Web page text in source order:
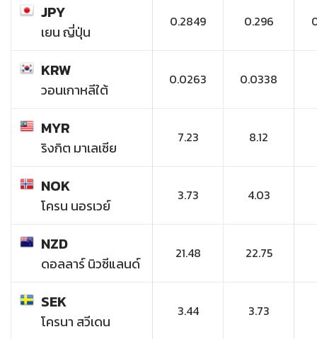
JPY
เยน ญี่ปุ่น
0.2849 0.296
KRW
วอนเกาหลีใต้
0.0263 0.0338
MYR
ริงกิต มาเลเซีย
7.23 8.12
NOK
โครน นอรเวย์
3.73 4.03
NZD
ดอลลาร์ นิวซีแลนด์
21.48 22.75
SEK
โครนา สวีเดน
3.44 3.73